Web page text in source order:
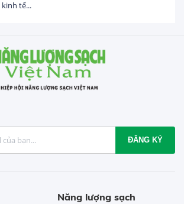
ĐĂNG KÝ
Năng lượng sạch